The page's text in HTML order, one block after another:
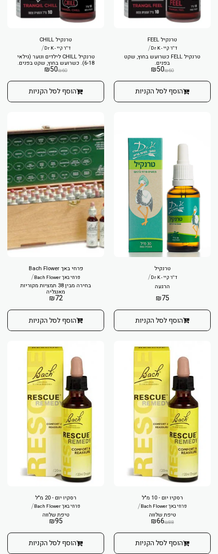
טרנקיל FEEL
ד''ר קיי - Dr K /
טרנקיל FELL כשרועש בחוץ, שקט
בפנים.
₪60
₪50
הוסף לסל הקניות
טרנקיל CHILL
ד''ר קיי - Dr K /
טרנקיל CHILL לילדים ונוער (גילאי
6-18). כשרועש בחוץ, שקט בפנים.
₪60
₪50
הוסף לסל הקניות
טרנקיל
ד''ר קיי - Dr K /
הרגעה
₪75
הוסף לסל הקניות
פרחי באך Bach Flower
פרחי באך Bach Flower /
בחירה מבין 38 תמציות מקוריות
מאנגליה
₪72
הוסף לסל הקניות
רסקיו יום - 10 מ"ל
פרחי באך Bach Flower /
טיפת שלווה
₪88
₪66
הוסף לסל הקניות
רסקיו יום - 20 מ"ל
פרחי באך Bach Flower /
טיפת שלווה
₪95
הוסף לסל הקניות